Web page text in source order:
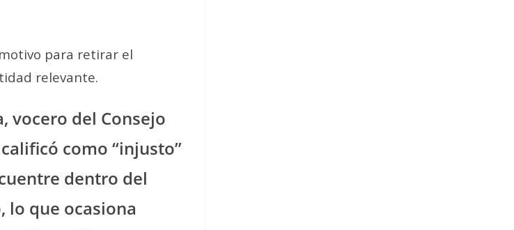
para retirar el
relevante.
vocero del Consejo
como “injusto”
dentro del
lo que ocasiona